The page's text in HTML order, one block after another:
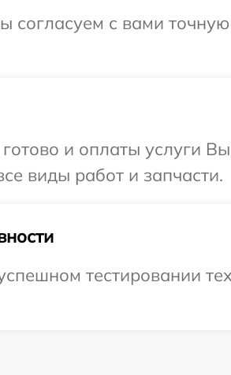
согласуем с вами
готово и оплаты услуги
виды работ и запчасти.
тестировании